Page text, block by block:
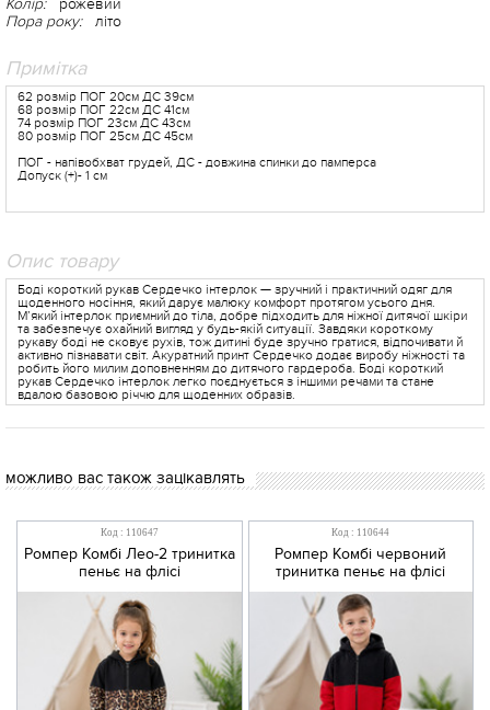
Колір: рожевий
Пора року: літо
Примітка
62 розмір ПОГ 20см ДС 39см
68 розмір ПОГ 22см ДС 41см
74 розмір ПОГ 23см ДС 43см
80 розмір ПОГ 25см ДС 45см
ПОГ - напівобхват грудей, ДС - довжина спинки до памперса
Допуск (+)- 1 см
Опис товару
Боді короткий рукав Сердечко інтерлок — зручний і практичний одяг для
щоденного носіння, який дарує малюку комфорт протягом усього дня.
М’який інтерлок приємний до тіла, добре підходить для ніжної дитячої шкіри
та забезпечує охайний вигляд у будь-якій ситуації. Завдяки короткому
рукаву боді не сковує рухів, тож дитині буде зручно гратися, відпочивати й
активно пізнавати світ. Акуратний принт Сердечко додає виробу ніжності та
робить його милим доповненням до дитячого гардероба. Боді короткий
рукав Сердечко інтерлок легко поєднується з іншими речами та стане
вдалою базовою річчю для щоденних образів.
можливо вас також зацікавлять
Код : 110647
Ромпер Комбі Лео-2 тринитка
пеньє на флісі
Код : 110644
Ромпер Комбі червоний
тринитка пеньє на флісі